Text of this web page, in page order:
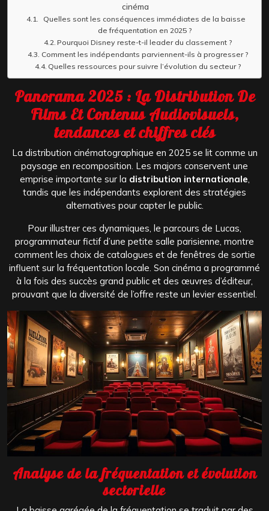
cinéma
Quelles sont les conséquences immédiates de la baisse
de fréquentation en 2025 ?
Pourquoi Disney reste-t-il leader du classement ?
Comment les indépendants parviennent-ils à progresser ?
Quelles ressources pour suivre l’évolution du secteur ?
Panorama 2025 : La Distribution De
Films Et Contenus Audiovisuels,
tendances et chiffres clés
La distribution cinématographique en 2025 se lit comme un
paysage en recomposition. Les majors conservent une
emprise importante sur la distribution internationale,
tandis que les indépendants explorent des stratégies
alternatives pour capter le public.
Pour illustrer ces dynamiques, le parcours de Lucas,
programmateur fictif d’une petite salle parisienne, montre
comment les choix de catalogues et de fenêtres de sortie
influent sur la fréquentation locale. Son cinéma a programmé
à la fois des succès grand public et des œuvres d’éditeur,
prouvant que la diversité de l’offre reste un levier essentiel.
Analyse de la fréquentation et évolution
sectorielle